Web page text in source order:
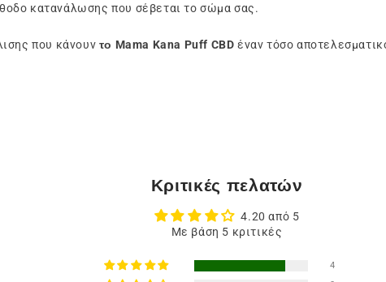
κατανάλωσης που σέβεται το σώμα σας.
που κάνουν το Mama Kana Puff CBD έναν τόσο
Κριτικές πελατών
4.20 από 5
Με βάση 5 κριτικές
4